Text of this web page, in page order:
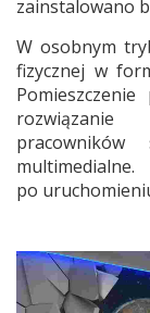
zainstalowano
W osobnym
fizycznej w
pracowników
po